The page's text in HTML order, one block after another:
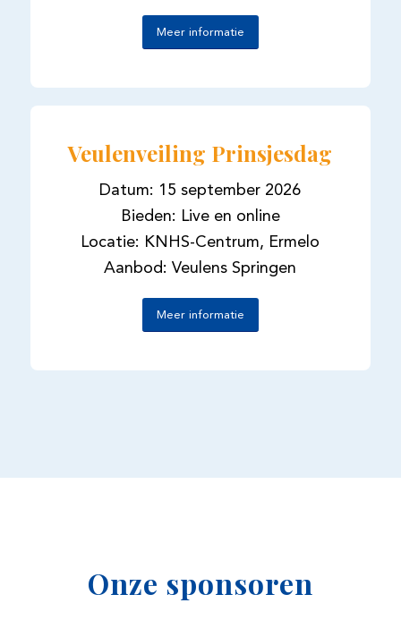
Meer informatie
Veulenveiling Prinsjesdag
Datum: 15 september 2026
Bieden: Live en online
Locatie: KNHS-Centrum, Ermelo
Aanbod: Veulens Springen
Meer informatie
Onze sponsoren